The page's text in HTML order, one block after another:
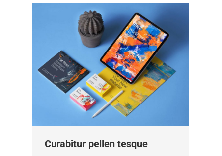
Curabitur pellen tesque